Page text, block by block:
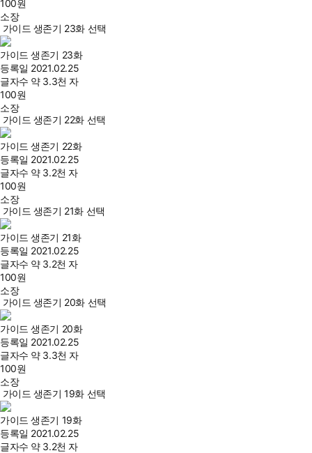
100원
소장
가이드 생존기 23화 선택
가이드 생존기 23화
등록일 2021.02.25
글자수 약 3.3천 자
100원
소장
가이드 생존기 22화 선택
가이드 생존기 22화
등록일 2021.02.25
글자수 약 3.2천 자
100원
소장
가이드 생존기 21화 선택
가이드 생존기 21화
등록일 2021.02.25
글자수 약 3.2천 자
100원
소장
가이드 생존기 20화 선택
가이드 생존기 20화
등록일 2021.02.25
글자수 약 3.3천 자
100원
소장
가이드 생존기 19화 선택
가이드 생존기 19화
등록일 2021.02.25
글자수 약 3.2천 자